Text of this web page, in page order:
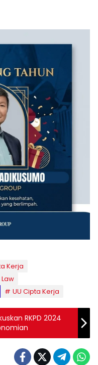
Kerja
UU Cipta Kerja
RKPD 2024